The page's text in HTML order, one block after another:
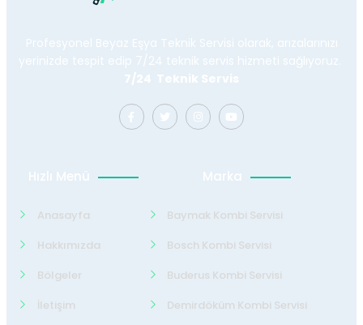
Profesyonel Beyaz Eşya Teknik Servisi olarak, arızalarınızı
yerinizde tespit edip 7/24 teknik servis hizmeti sağlıyoruz.
7/24 Teknik Servis
Hızlı Menü
Anasayfa
Hakkımızda
Bölgeler
İletişim
Marka
Baymak Kombi Servisi
Bosch Kombi Servisi
Buderus Kombi Servisi
Demirdöküm Kombi Servisi